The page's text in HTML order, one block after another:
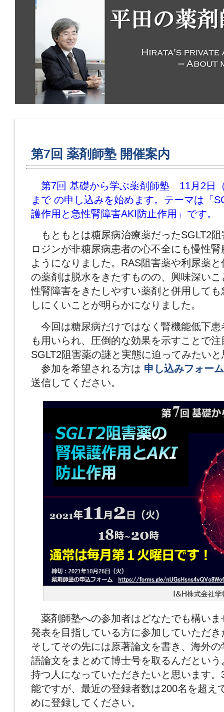
第7回 薬剤師塾 開催案内
第7回 基礎から学ぶ薬剤師塾 11 月2日
まで の申し込みを始めます。テーマは「
護作用と急性腎障害AKI防止作用」です。
もともとは糖尿病治療薬だったSGLT2
ロジンが非糖尿病患者の心不全にも慢性
ようになりました。RAS阻害薬や利尿薬
の薬剤は脱水をきたすものの、興味深い
性腎障害をきたしやすい薬剤と併用して
しにくいことが明らかになりました。
今回は糖尿病だけではなく腎機能低下患
も用いられ、圧倒的な効果を示すことで
SGLT2阻害薬の謎と実態に迫ってみたい
参加を希望される方は 申し込みフォーム
送信してください。
薬剤師塾への参加者はどなたでも構いま
発表を目指している方に参加していただ
そしてその先には原著論文を書き、海外
語論文をまとめて博士号を取るんだとい
持つ人になっていただきたいと思います
能ですが、最近の登録者数は200名を超え
めに登録してください。